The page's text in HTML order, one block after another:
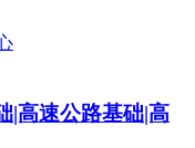
|高速公路基础|高